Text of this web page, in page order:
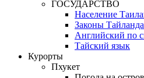
ГОСУДАРСТВО
Население
Законы
Английский по
Тайский язык
Курорты
Пхукет